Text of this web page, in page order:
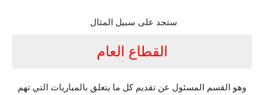
ستجد على سبيل المثال
القطاع العام
وهو القسم المسئول عن تقديم كل ما يتعلق بالمباريات التي تهم